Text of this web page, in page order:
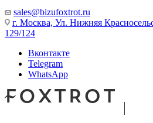
sales@bizufoxtrot.ru
г. Москва, Ул. Нижняя
129/124
Вконтакте
Telegram
WhatsApp